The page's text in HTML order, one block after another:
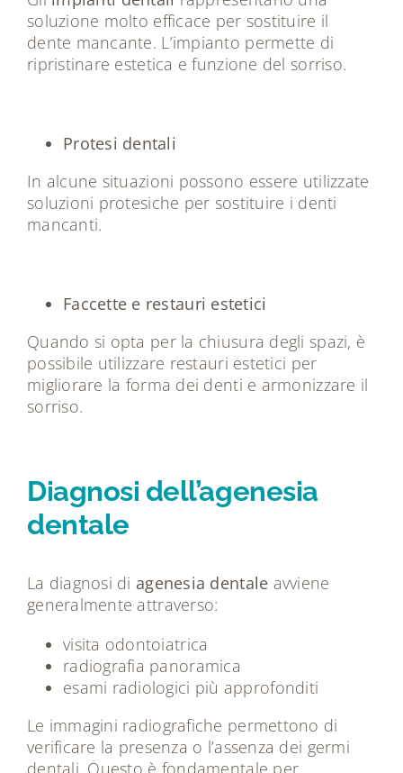
soluzione molto efficace per sostituire il
dente mancante. L’impianto permette di
ripristinare estetica e funzione del sorriso.
Protesi dentali
In alcune situazioni possono essere utilizzate
soluzioni protesiche per sostituire i denti
mancanti.
Faccette e restauri estetici
Quando si opta per la chiusura degli spazi, è
possibile utilizzare restauri estetici per
migliorare la forma dei denti e armonizzare il
sorriso.
Diagnosi dell’agenesia
dentale
La diagnosi di agenesia dentale avviene
generalmente attraverso:
visita odontoiatrica
radiografia panoramica
esami radiologici più approfonditi
Le immagini radiografiche permettono di
verificare la presenza o l’assenza dei germi
dentali. Questo è fondamentale per